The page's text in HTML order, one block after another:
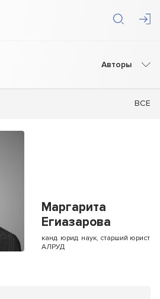
Авторы
ВСЕ
Маргарита
Егиазарова
канд. юрид. наук, старший юрист
АЛРУД